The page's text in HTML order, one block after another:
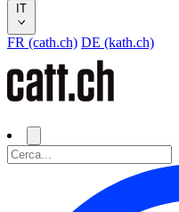
IT
FR (cath.ch) DE (kath.ch)